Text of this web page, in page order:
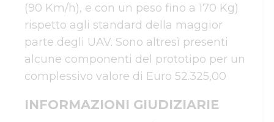
(90 Km/h), e con un peso fino a 170 Kg)
rispetto agli standard della maggior
parte degli UAV. Sono altresì presenti
alcune componenti del prototipo per un
complessivo valore di Euro 52.325,00
INFORMAZIONI GIUDIZIARIE